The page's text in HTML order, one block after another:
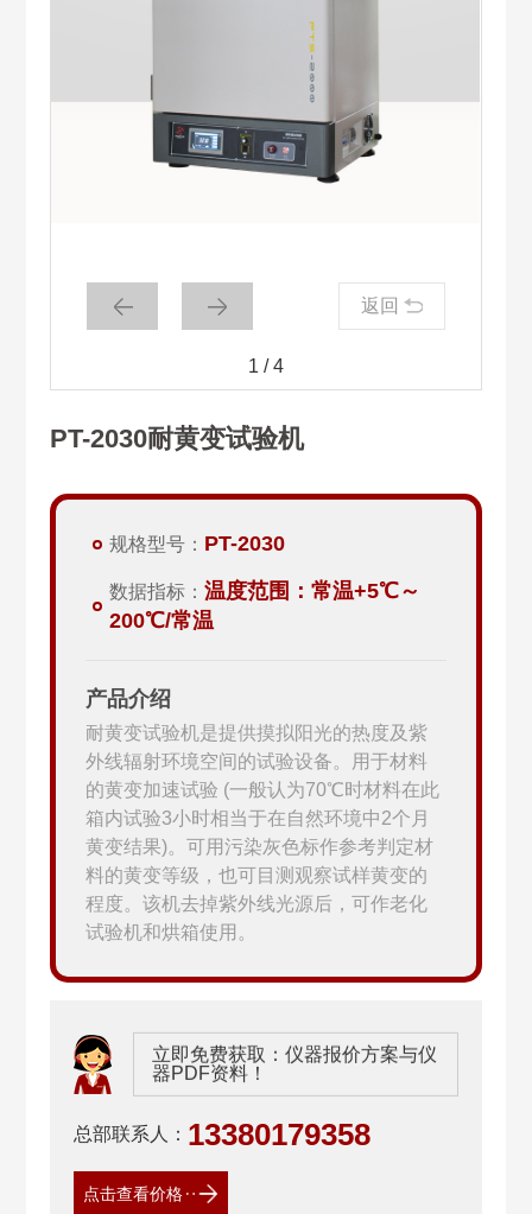
1 /4
返回
PT-2030耐黄变试验机
规格型号： PT-2030
数据指标：温度范围：常温+5℃～
200℃/常温
产品介绍
耐黄变试验机是提供摸拟阳光的热度及紫
外线辐射环境空间的试验设备。用于材料
的黄变加速试验 (一般认为70℃时材料在此
箱内试验3小时相当于在自然环境中2个月
黄变结果)。可用污染灰色标作参考判定材
料的黄变等级，也可目测观察试样黄变的
程度。该机去掉紫外线光源后，可作老化
试验机和烘箱使用。
立即免费获取：仪器报价方案与仪
器PDF资料！
点击查看价格
总部联系人： 13380179358